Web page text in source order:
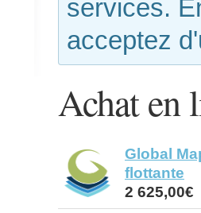
services.
acceptez
Achat en
Global
flottante
2 625,00€